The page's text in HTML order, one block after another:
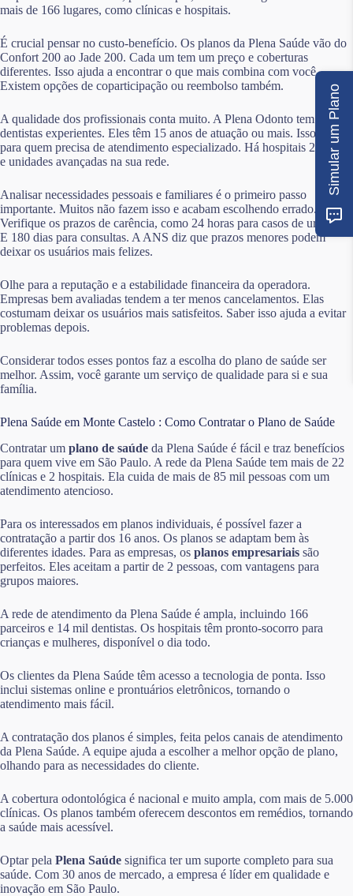
mais de 166 lugares, como clínicas e hospitais.
É crucial pensar no custo-benefício. Os planos da Plena Saúde vão do
Confort 200 ao Jade 200. Cada um tem um preço e coberturas
diferentes. Isso ajuda a encontrar o que mais combina com você.
Existem opções de coparticipação ou reembolso também.
A qualidade dos profissionais conta muito. A Plena Odonto tem
dentistas experientes. Eles têm 15 anos de atuação ou mais. Isso é bom
para quem precisa de atendimento especializado. Há hospitais 24 horas
e unidades avançadas na sua rede.
Analisar necessidades pessoais e familiares é o primeiro passo
importante. Muitos não fazem isso e acabam escolhendo errado.
Verifique os prazos de carência, como 24 horas para casos de urgência.
E 180 dias para consultas. A ANS diz que prazos menores podem
deixar os usuários mais felizes.
Olhe para a reputação e a estabilidade financeira da operadora.
Empresas bem avaliadas tendem a ter menos cancelamentos. Elas
costumam deixar os usuários mais satisfeitos. Saber isso ajuda a evitar
problemas depois.
Considerar todos esses pontos faz a escolha do plano de saúde ser
melhor. Assim, você garante um serviço de qualidade para si e sua
família.
Plena Saúde em Monte Castelo : Como Contratar o Plano de Saúde
Contratar um plano de saúde da Plena Saúde é fácil e traz benefícios
para quem vive em São Paulo. A rede da Plena Saúde tem mais de 22
clínicas e 2 hospitais. Ela cuida de mais de 85 mil pessoas com um
atendimento atencioso.
Para os interessados em planos individuais, é possível fazer a
contratação a partir dos 16 anos. Os planos se adaptam bem às
diferentes idades. Para as empresas, os planos empresariais são
perfeitos. Eles aceitam a partir de 2 pessoas, com vantagens para
grupos maiores.
A rede de atendimento da Plena Saúde é ampla, incluindo 166
parceiros e 14 mil dentistas. Os hospitais têm pronto-socorro para
crianças e mulheres, disponível o dia todo.
Os clientes da Plena Saúde têm acesso a tecnologia de ponta. Isso
inclui sistemas online e prontuários eletrônicos, tornando o
atendimento mais fácil.
A contratação dos planos é simples, feita pelos canais de atendimento
da Plena Saúde. A equipe ajuda a escolher a melhor opção de plano,
olhando para as necessidades do cliente.
A cobertura odontológica é nacional e muito ampla, com mais de 5.000
clínicas. Os planos também oferecem descontos em remédios, tornando
a saúde mais acessível.
Optar pela Plena Saúde significa ter um suporte completo para sua
saúde. Com 30 anos de mercado, a empresa é líder em qualidade e
inovação em São Paulo.
Simular um Plano